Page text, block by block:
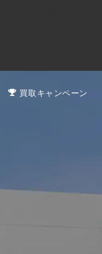
買取キャンペーン